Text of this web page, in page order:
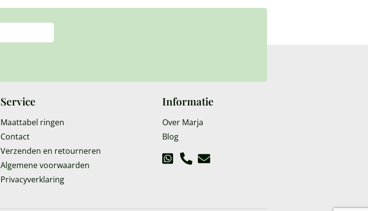
Service
Maattabel ringen
Contact
Verzenden en retourneren
Algemene voorwaarden
Privacyverklaring
Informatie
Over Marja
Blog